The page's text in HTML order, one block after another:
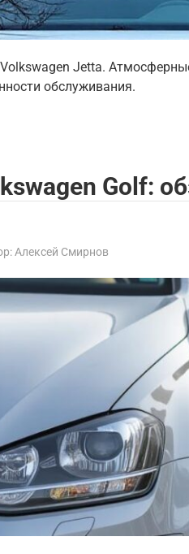
Jetta.
обслуживания.
Golf:
Алексей Смирнов